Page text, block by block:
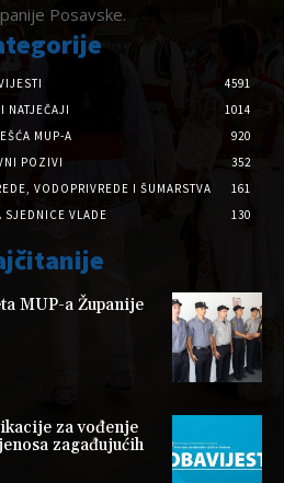
Posavske.
4591
NATJEČAJI
1014
MUP-A
920
POZIVI
352
VODOPRIVREDE I ŠUMARSTVA
161
VLADE
130
MUP-a Županije
za vođenje
zagađujućih